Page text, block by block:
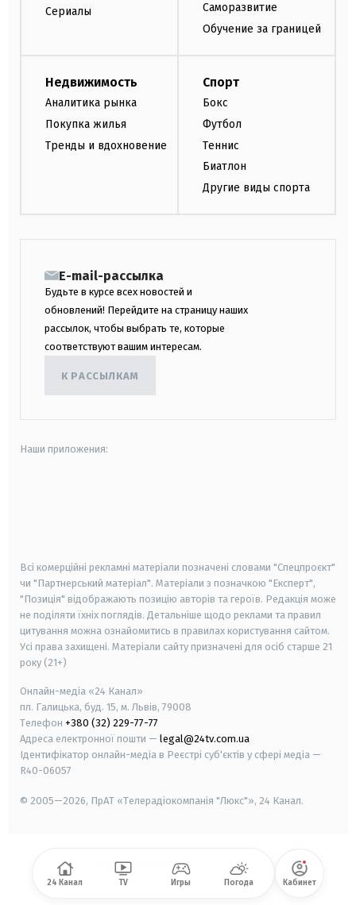
Сериалы
Саморазвитие
Обучение за границей
Недвижимость
Аналитика рынка
Покупка жилья
Тренды и вдохновение
Спорт
Бокс
Футбол
Теннис
Биатлон
Другие виды спорта
E-mail-рассылка
Будьте в курсе всех новостей и
обновлений! Перейдите на страницу наших
рассылок, чтобы выбрать те, которые
соответствуют вашим интересам.
К РАССЫЛКАМ
Наши приложения:
Всі комерційні рекламні матеріали позначені словами "Спецпроєкт"
чи "Партнерський матеріал". Матеріали з позначкою "Експерт",
"Позиція" відображають позицію авторів та героїв. Редакція може
не поділяти їхніх поглядів. Детальніше щодо реклами та правил
цитування можна ознайомитись в правилах користування сайтом.
Усі права захищені. Матеріали сайту призначені для осіб старше 21
року (21+)
Онлайн-медіа «24 Канал»
пл. Галицька, буд. 15, м. Львів, 79008
Телефон +380 (32) 229-77-77
Адреса електронної пошти — legal@24tv.com.ua
Ідентифікатор онлайн-медіа в Реєстрі суб'єктів у сфері медіа —
R40-06057
© 2005—2026, ПрАТ «Телерадіокомпанія "Люкс"», 24 Канал.
Разработка сайта-
24 Канал TV Игры Погода Кабинет